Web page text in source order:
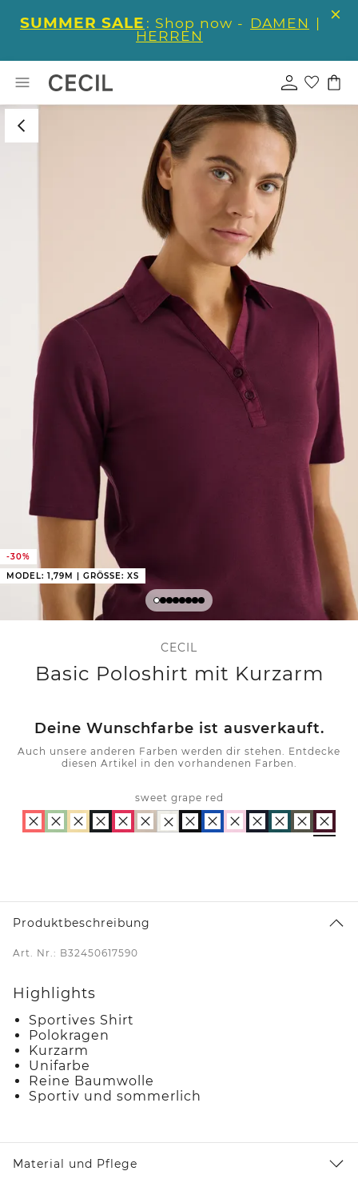
SUMMER SALE : Shop now - DAMEN |
HERREN
-30%
MODEL: 1,79M | GRÖSSE: XS
CECIL
Basic Poloshirt mit Kurzarm
Deine Wunschfarbe ist ausverkauft.
Auch unsere anderen Farben werden dir stehen. Entdecke
diesen Artikel in den vorhandenen Farben.
sweet grape red
Produktbeschreibung
Art. Nr.: B32450617590
Highlights
Sportives Shirt
Polokragen
Kurzarm
Unifarbe
Reine Baumwolle
Sportiv und sommerlich
Material und Pflege